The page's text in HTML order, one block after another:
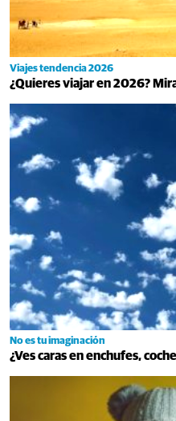
Viajes tendencia 2026
¿Quieres viajar en 2026?
No es tu imaginación
¿Ves caras en enchufes,